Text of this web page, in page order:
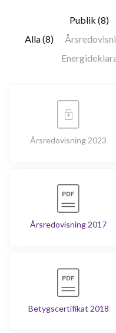
Publik (8)
Alla (8)
Årsredovisning 2023
Årsredovisning 2017
Betygscertifikat 2018